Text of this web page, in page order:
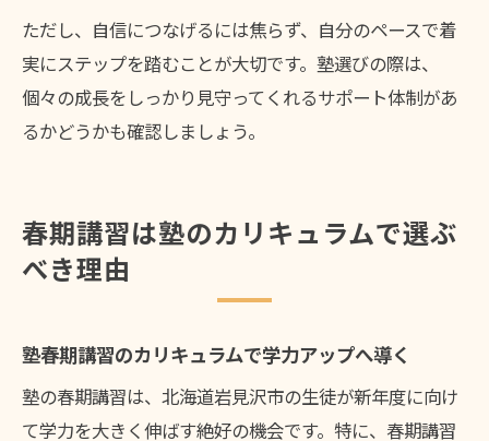
ただし、自信につなげるには焦らず、自分のペースで着
実にステップを踏むことが大切です。塾選びの際は、
個々の成長をしっかり見守ってくれるサポート体制があ
るかどうかも確認しましょう。
春期講習は塾のカリキュラムで選ぶ
べき理由
塾春期講習のカリキュラムで学力アップへ導く
塾の春期講習は、北海道岩見沢市の生徒が新年度に向け
て学力を大きく伸ばす絶好の機会です。特に、春期講習